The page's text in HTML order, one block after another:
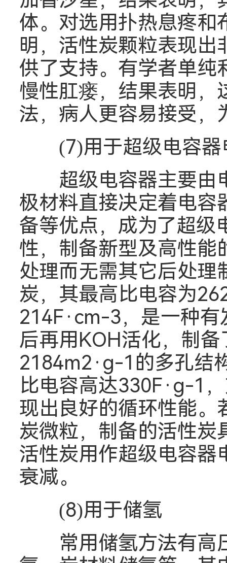
体。对选用扑热息疼和
明，活性炭颗粒表现出
供了支持。有学者单纯
慢性肛瘘，结果表明，
法，病人更容易接受，
(7)用于超级电容器
超级电容器主要由电
极材料直接决定着电容
备等优点，成为了超级
性，制备新型及高性能
处理而无需其它后处
炭，其最高比电容为
214F·cm-3，是一种
后再用KOH活化，制
2184m2·g-1的多孔结
比电容高达330F·g-1
现出良好的循环性能。
炭微粒，制备的活性炭
活性炭用作超级电容
衰减。
(8)用于储氢
常用储氢方法有高压